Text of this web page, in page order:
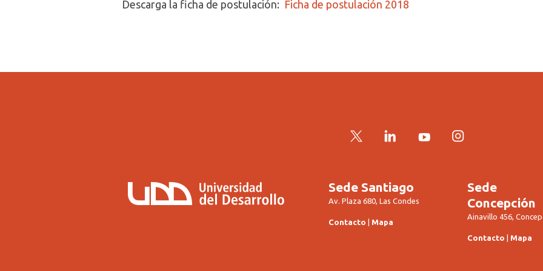
Descarga la ficha de postulación: Ficha de postulación 2018
Twitter LinkedInYouTubeInstagram
Sede Santiago
Av. Plaza 680, Las Condes
Contacto Mapa
Sede
Concepción
Ainavillo 456,
Contacto Mapa